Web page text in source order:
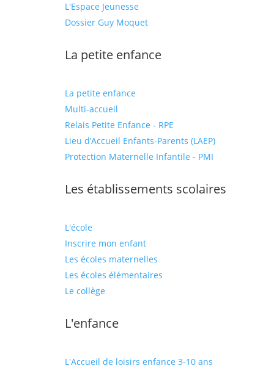
L'Espace Jeunesse
Dossier Guy Moquet
La petite enfance
La petite enfance
Multi-accueil
Relais Petite Enfance - RPE
Lieu d’Accueil Enfants-Parents (LAEP)
Protection Maternelle Infantile - PMI
Les établissements scolaires
L'école
Inscrire mon enfant
Les écoles maternelles
Les écoles élémentaires
Le collège
L'enfance
L'Accueil de loisirs enfance 3-10 ans